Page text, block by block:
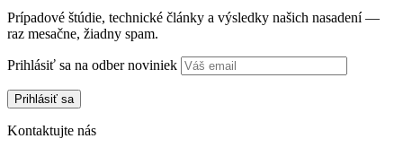
Prípadové štúdie, technické články a výsledky našich nasadení —
raz mesačne, žiadny spam.
Prihlásiť sa na odber noviniek
Kontaktujte nás